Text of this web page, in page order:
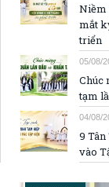
Niềm
mắt
triển
05/08/
Chúc
tạm
04/08/
9
vào